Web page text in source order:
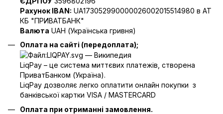
Рахунок IBAN: UA173052990000026002015514980 в АТ
КБ "ПРИВАТБАНК"
Валюта UAH (Українська гривня)
Оплата на сайті (передоплата);
LiqPay – це система миттєвих платежів, створена
ПриватБанком (Україна).
LiqPay дозволяє легко оплатити онлайн покупки з
банківської картки VISA / MASTERCARD
Оплата при отриманні замовлення.